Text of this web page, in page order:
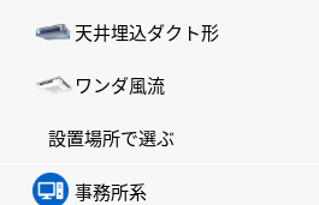
天井埋込ダクト形
ワンダ風流
設置場所で選ぶ
事務所系